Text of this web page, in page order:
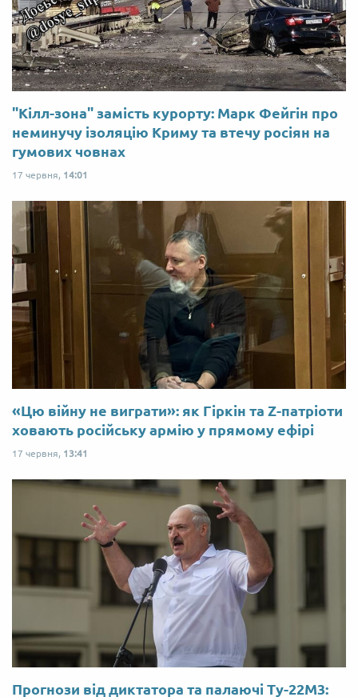
"Кілл-зона" замість курорту: Марк Фейгін про
неминучу ізоляцію Криму та втечу росіян на
гумових човнах
17 червня, 14:01
«Цю війну не виграти»: як Гіркін та Z-патріоти
ховають російську армію у прямому ефірі
17 червня, 13:41
Прогнози від диктатора та палаючі Ту-22М3: